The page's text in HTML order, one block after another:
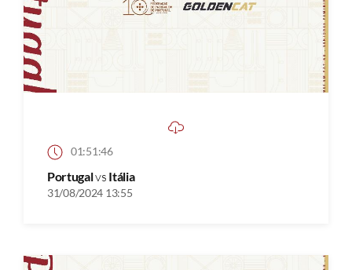
01:51:46
Portugalvs Itália
31/08/2024 13:55